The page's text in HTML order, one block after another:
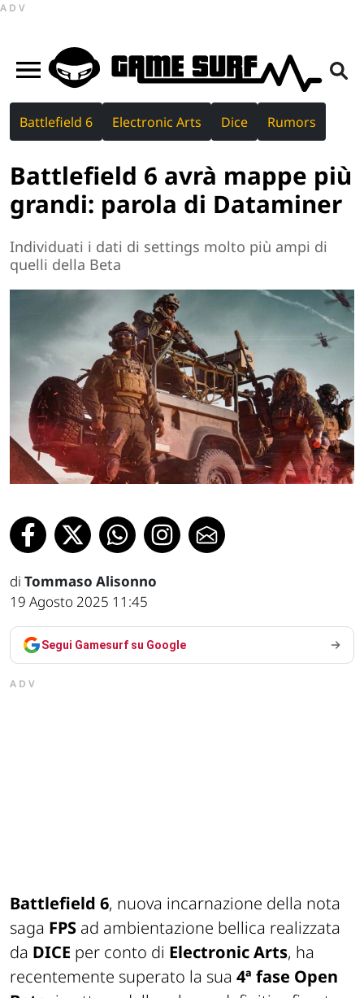
ADV
Battlefield 6 Electronic Arts Dice Rumors
Battlefield 6 avrà mappe più
grandi: parola di Dataminer
Individuati i dati di settings molto più ampi di
quelli della Beta
di Tommaso Alisonno
19 Agosto 2025 11:45
Segui Gamesurf su Google
ADV
Battlefield 6, nuova incarnazione della nota
saga FPS ad ambientazione bellica realizzata
da DICE per conto di Electronic Arts, ha
recentemente superato la sua 4ª fase Open